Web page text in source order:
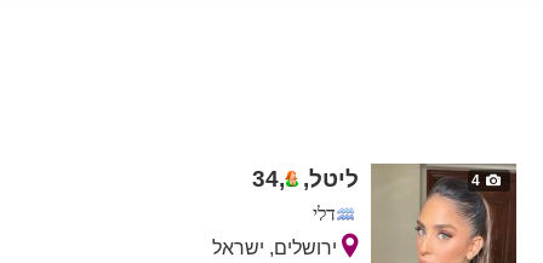
4 ליטל, ,
34
דלי
ירושלים, ישראל